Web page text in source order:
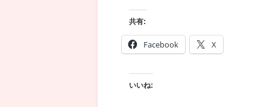
共有:
Facebook X
いいね: